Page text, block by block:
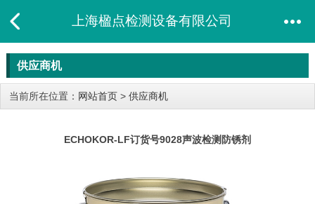
上海楹点检测设备有限公司
供应商机
当前所在位置： 网站首页 > 供应商机
ECHOKOR-LF订货号9028​声波检测防锈剂